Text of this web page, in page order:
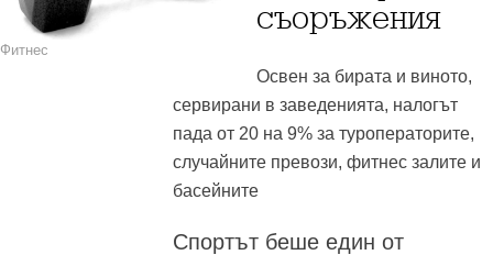
съоръжения
Фитнес
Освен за бирата и виното,
сервирани в заведенията, налогът
пада от 20 на 9% за туроператорите,
случайните превози, фитнес залите и
басейните
Спортът беше един от